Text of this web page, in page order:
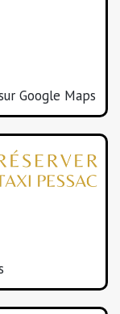
Google Maps